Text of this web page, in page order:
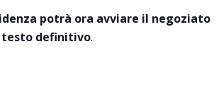
potrà ora avviare il negoziato
testo definitivo.